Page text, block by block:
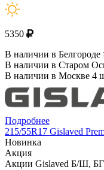
5350
В наличии в Белгороде
В наличии в Старом
В наличии в Москве 4
Подробнее
215/55R17 Gislaved
Новинка
Акция
Акции Gislaved Б/Ш, БГ